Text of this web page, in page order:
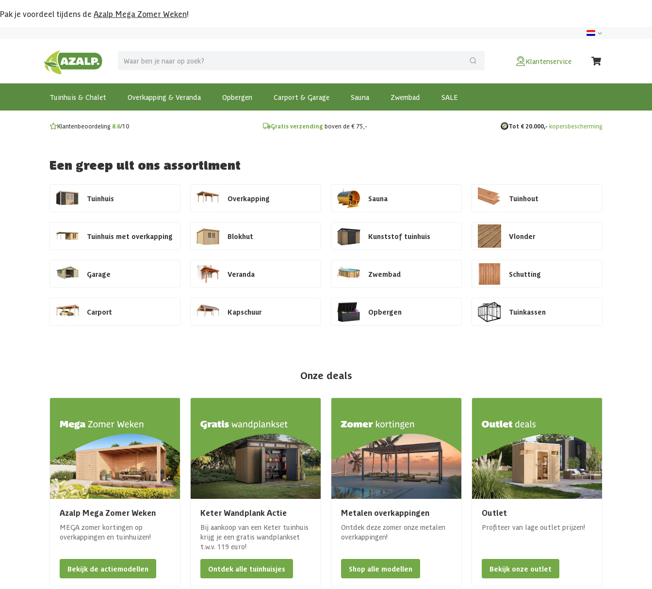
Pak je voordeel tijdens de Azalp Mega Zomer Weken!
Klantenservice
Tuinhuis & Chalet Overkapping & Veranda Opbergen Carport & Garage Sauna Zwembad SALE
MEGA zomer kortingen op overkappingen en tuinhuizen!
Bekijk de actiemodellen
Gratis wandplankset
Ontdek onze metalen overkappingen
Klantenbeoordeling 8.6/10 Gratis verzending boven de € 75,- Tot € 20.000,- kopersbescherming
Een greep uit ons assortiment
Tuinhuis Overkapping Sauna Tuinhout
Tuinhuis met overkapping Blokhut Kunststof tuinhuis Vlonder
Garage Veranda Zwembad Schutting
Carport Kapschuur Opbergen Tuinkassen
Onze deals
Azalp Mega Zomer Weken
MEGA zomer kortingen op
overkappingen en tuinhuizen!
Bekijk de actiemodellen
Keter Wandplank Actie
Bij aankoop van een Keter tuinhuis
krijg je een gratis wandplankset
t.w.v. 119 euro!
Ontdek alle tuinhuisjes
Metalen overkappingen
Ontdek deze zomer onze metalen
overkappingen!
Shop alle modellen
Outlet
Profiteer van lage outlet prijzen!
Bekijk onze outlet